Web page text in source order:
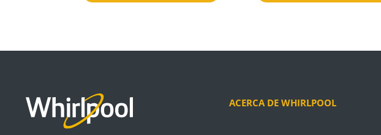
ACERCA DE WHIRLPOOL